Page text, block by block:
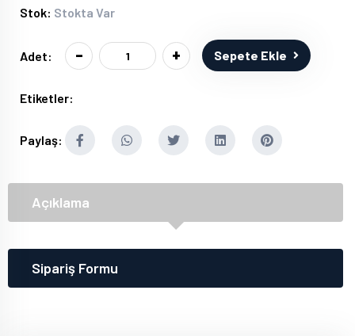
Stok: Stokta Var
Adet: - + Sepete Ekle
Etiketler:
Paylaş:
Açıklama
Sipariş Formu